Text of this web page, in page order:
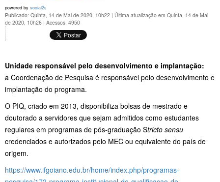
powered by social2s
Publicado: Quinta, 14 de Mai de 2020, 10h22 | Última atualização em Quinta, 14 de Mai
de 2020, 10h26 | Acessos: 4950
Unidade responsável pelo desenvolvimento e implantação:
a Coordenação de Pesquisa é responsável pelo desenvolvimento e
implantação do programa.
O PIQ, criado em 2013, disponibiliza bolsas de mestrado e
doutorado a servidores que sejam admitidos como estudantes
regulares em programas de pós-graduação Stricto sensu
credenciados e autorizados pelo MEC ou equivalente do país de
origem.
https://www.ifgoiano.edu.br/home/index.php/programas-